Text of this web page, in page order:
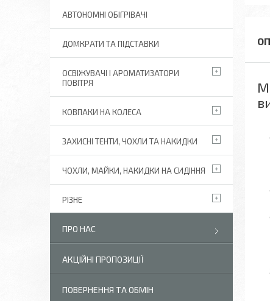
АВТОНОМНІ ОБІГРІВАЧІ
ДОМКРАТИ ТА ПІДСТАВКИ
ОСВІЖУВАЧІ І АРОМАТИЗАТОРИ
ПОВІТРЯ
КОВПАКИ НА КОЛЕСА
ЗАХИСНІ ТЕНТИ, ЧОХЛИ ТА НАКИДКИ
ЧОХЛИ, МАЙКИ, НАКИДКИ НА СИДІННЯ
РІЗНЕ
ПРО НАС
АКЦІЙНІ ПРОПОЗИЦІЇ
ПОВЕРНЕННЯ ТА ОБМІН